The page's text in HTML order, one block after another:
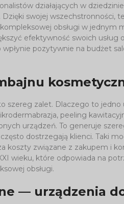
działających w
swojej wszechstronności,
obsługi w jednym
efektywność swoich
wpłynie pozytywnie na budżet
szereg zalet. Dlaczego to jedno
peeling
urządzeń. To generuje
dostrzegają klienci. Taki
koszty związane z zakupem i
wieku, które odpowiada na
obsługi.
— urządzenia